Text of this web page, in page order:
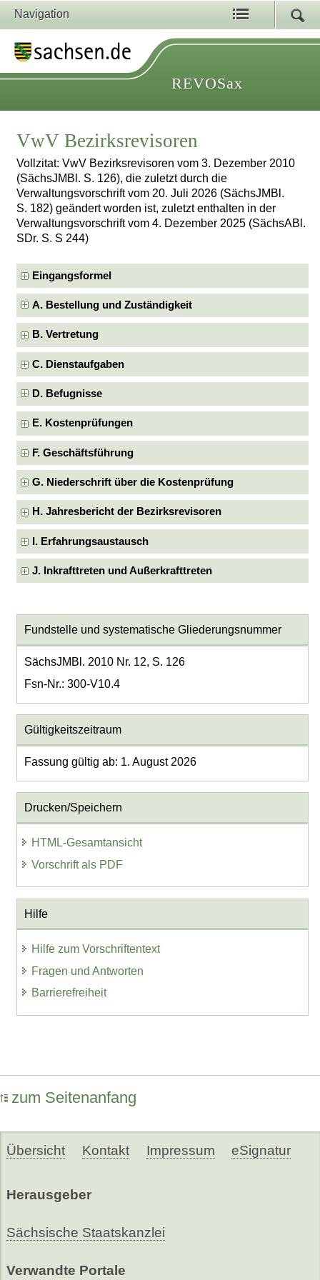
Navigation
REVOSax
VwV Bezirksrevisoren
Vollzitat: VwV Bezirksrevisoren vom 3. Dezember 2010
(SächsJMBl. S. 126), die zuletzt durch die
Verwaltungsvorschrift vom 20. Juli 2026 (SächsJMBl.
S. 182) geändert worden ist, zuletzt enthalten in der
Verwaltungsvorschrift vom 4. Dezember 2025 (SächsABl.
SDr. S. S 244)
Eingangsformel
A. Bestellung und Zuständigkeit
B. Vertretung
C. Dienstaufgaben
D. Befugnisse
E. Kostenprüfungen
F. Geschäftsführung
G. Niederschrift über die Kostenprüfung
H. Jahresbericht der Bezirksrevisoren
I. Erfahrungsaustausch
J. Inkrafttreten und Außerkrafttreten
Fundstelle und systematische Gliederungsnummer
SächsJMBl. 2010 Nr. 12, S. 126
Fsn-Nr.: 300-V10.4
Gültigkeitszeitraum
Fassung gültig ab: 1. August 2026
Drucken/Speichern
HTML-Gesamtansicht
Vorschrift als PDF
Hilfe
Hilfe zum Vorschriftentext
Fragen und Antworten
Barrierefreiheit
zum Seitenanfang
Übersicht Kontakt Impressum eSignatur
Herausgeber
Sächsische Staatskanzlei
Verwandte Portale